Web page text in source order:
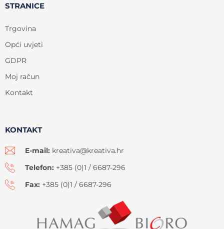
STRANICE
Trgovina
Opći uvjeti
GDPR
Moj račun
Kontakt
KONTAKT
E-mail: kreativa@kreativa.hr
Telefon: +385 (0)1 / 6687-296
Fax: +385 (0)1 / 6687-296